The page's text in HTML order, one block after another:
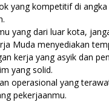
yang kompetitif di
yang dari luar kota,
Muda menyediakan
kerja yang asyik dan
yang solid.
operasional yang
pekerjaanmu.